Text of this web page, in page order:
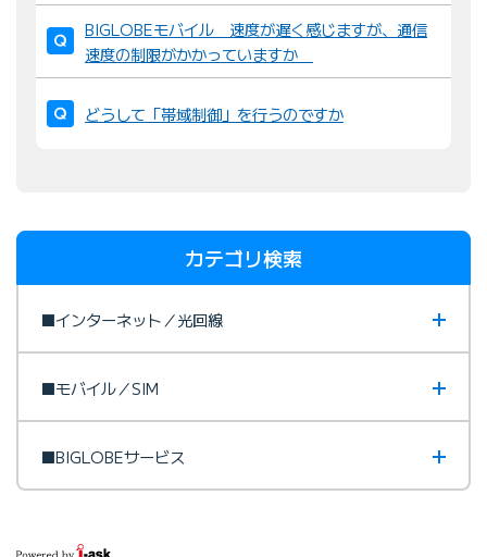
BIGLOBEモバイル 速度が遅く感じますが、通信
速度の制限がかかっていますか
どうして「帯域制御」を行うのですか
カテゴリ検索
■インターネット／光回線
■モバイル／SIM
■BIGLOBEサービス